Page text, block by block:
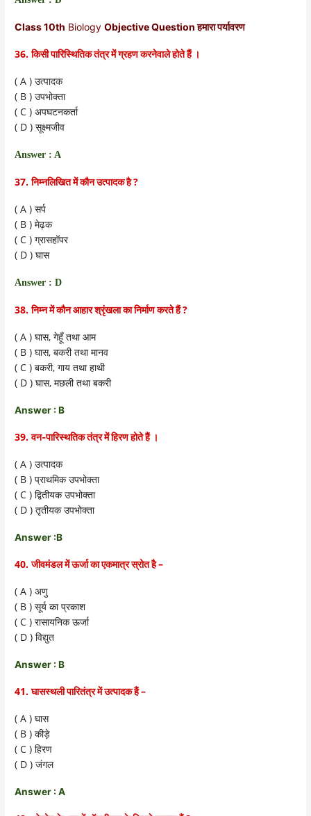
Class 10th BiologyObjective Question हमारा पर्यावरण
36.किसी पारिस्थितिक तंत्र में ग्रहण करनेवाले होते हैं ।
( A )उत्पादक
( B )उपभोक्ता
( C )अपघटनकर्ता
( D )सूक्ष्मजीव
Answer : A
37.निम्नलिखित में कौन उत्पादक है?
( A )सर्प
( B )मेढ़क
( C )ग्रासहॉपर
( D )घास
Answer : D
38.निम्न में कौन आहार श्रृंखला का निर्माण करते हैं?
( A )घास,गेहूँ तथा आम
( B )घास,बकरी तथा मानव
( C )बकरी,गाय तथा हाथी
( D )घास,मछली तथा बकरी
Answer : B
39.वन-पारिस्थतिक तंत्र में हिरण होते हैं ।
( A )उत्पादक
( B )प्राथमिक उपभोक्ता
( C )द्वितीयक उपभोक्ता
( D )तृतीयक उपभोक्ता
Answer :B
40.जीवमंडल में ऊर्जा का एकमात्र स्रोत है–
( A )अणु
( B )सूर्य का प्रकाश
( C )रासायनिक ऊर्जा
( D )विद्युत
Answer : B
41.घासस्थली पारितंत्र में उत्पादक हैं–
( A )घास
( B )कीड़े
( C )हिरण
( D )जंगल
Answer : A